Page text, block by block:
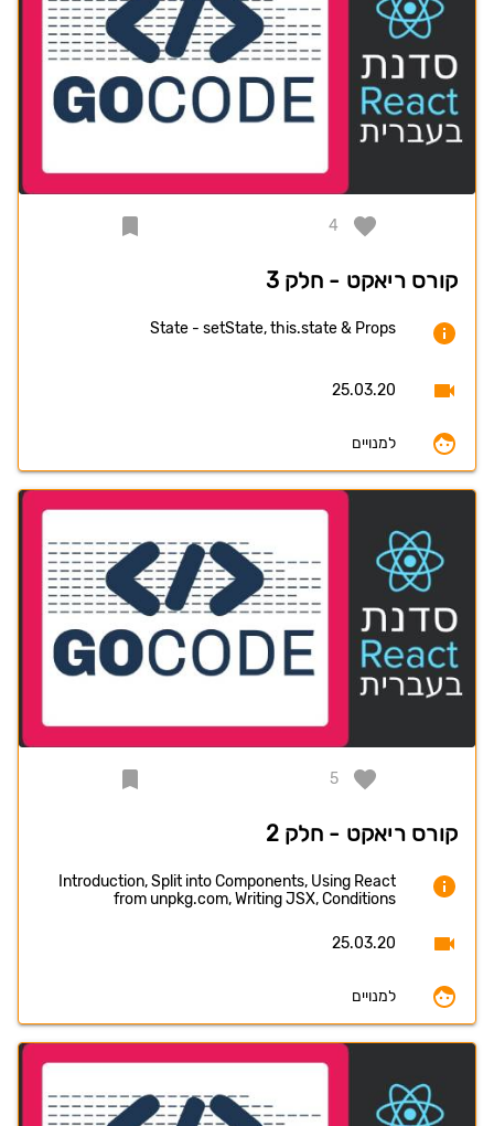
4
קורס ריאקט - חלק 3
State - setState, this.state & Props
25.03.20
למנויים
5
קורס ריאקט - חלק 2
Introduction, Split into Components, Using React
from unpkg.com, Writing JSX, Conditions
25.03.20
למנויים